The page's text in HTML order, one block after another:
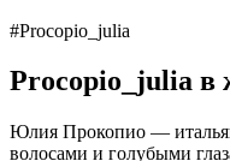
#Procopio_julia
Procopio_julia в
Юлия Прокопио —
волосами и голубыми